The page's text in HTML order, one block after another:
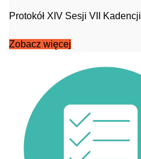
Protokół XIV Sesji VII
Zobacz więcej